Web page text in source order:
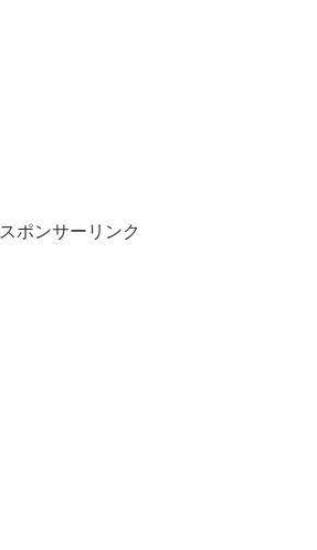
スポンサーリンク